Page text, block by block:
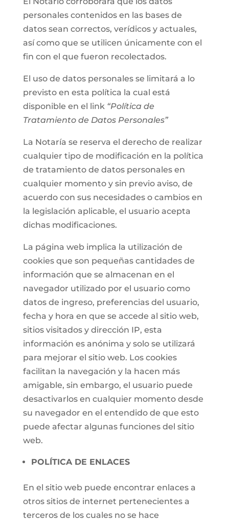
personales contenidos en las bases de
datos sean correctos, verídicos y actuales,
así como que se utilicen únicamente con el
fin con el que fueron recolectados.
El uso de datos personales se limitará a lo
previsto en esta política la cual está
disponible en el link “Política de
Tratamiento de Datos Personales”
La Notaría se reserva el derecho de realizar
cualquier tipo de modificación en la política
de tratamiento de datos personales en
cualquier momento y sin previo aviso, de
acuerdo con sus necesidades o cambios en
la legislación aplicable, el usuario acepta
dichas modificaciones.
La página web implica la utilización de
cookies que son pequeñas cantidades de
información que se almacenan en el
navegador utilizado por el usuario como
datos de ingreso, preferencias del usuario,
fecha y hora en que se accede al sitio web,
sitios visitados y dirección IP, esta
información es anónima y solo se utilizará
para mejorar el sitio web. Los cookies
facilitan la navegación y la hacen más
amigable, sin embargo, el usuario puede
desactivarlos en cualquier momento desde
su navegador en el entendido de que esto
puede afectar algunas funciones del sitio
web.
POLÍTICA DE ENLACES
En el sitio web puede encontrar enlaces a
otros sitios de internet pertenecientes a
terceros de los cuales no se hace